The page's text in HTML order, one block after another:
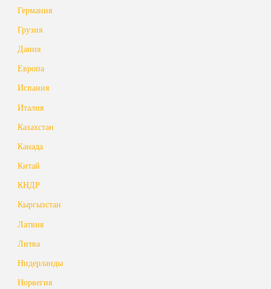
Германия
Грузия
Дания
Европа
Испания
Италия
Казахстан
Канада
Китай
КНДР
Кыргызстан
Латвия
Литва
Нидерланды
Норвегия